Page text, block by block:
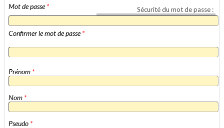
Sécurité du mot de passe :
Mot de passe*
Confirmer le mot de passe*
Prénom *
Nom *
Pseudo *